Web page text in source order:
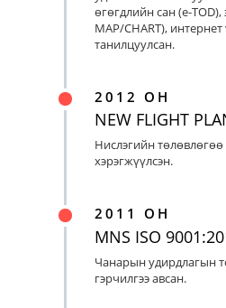
өгөгдлийн сан (e-
MAP/CHART),
танилцуулсан.
2012 ОН
NEW FLIGHT
Нислэгийн
хэрэгжүүлсэн.
2011 ОН
MNS ISO
Чанарын удирдлагын
гэрчилгээ авсан.